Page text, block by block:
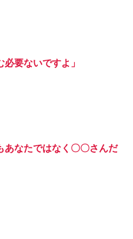
要ないですよ」
なたではなく〇〇さんだ